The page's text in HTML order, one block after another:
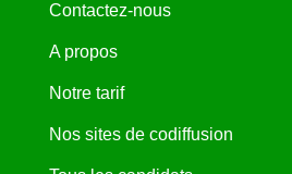
Contactez-nous
A propos
Notre tarif
Nos sites de codiffusion